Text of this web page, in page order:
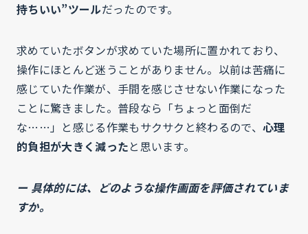
持ちいい”ツールだったのです。
求めていたボタンが求めていた場所に置かれており、
操作にほとんど迷うことがありません。以前は苦痛に
感じていた作業が、手間を感じさせない作業になった
ことに驚きました。普段なら「ちょっと面倒だ
な……」と感じる作業もサクサクと終わるので、心理
的負担が大きく減ったと思います。
ー 具体的には、どのような操作画面を評価されていま
すか。